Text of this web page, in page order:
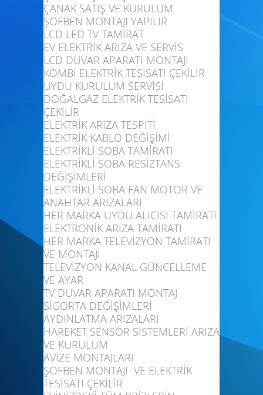
ÇANAK SATIŞ VE KURULUM
ŞOFBEN MONTAJI YAPILIR
LCD LED TV TAMİRAT
EV ELEKTRİK ARIZA VE SERVİS
LCD DUVAR APARATI MONTAJI
KOMBİ ELEKTRİK TESİSATI ÇEKİLİR
UYDU KURULUM SERVİSİ
DOĞALGAZ ELEKTRİK TESİSATI
ÇEKİLİR
ELEKTRİK ARIZA TESPİTİ
ELEKTRİK KABLO DEĞİŞİMİ
ELEKTRİKLİ SOBA TAMİRATI
ELEKTRİKLİ SOBA RESİZTANS
DEĞİŞİMLERİ
ELEKTRİKLİ SOBA FAN MOTOR VE
ANAHTAR ARIZALARI
HER MARKA UYDU ALICISI TAMİRATI
ELEKTRONİK ARIZA TAMİRATI
HER MARKA TELEVİZYON TAMİRATI
VE MONTAJI
TELEVİZYON KANAL GÜNCELLEME
VE AYAR
TV DUVAR APARATI MONTAJ
SİGORTA DEĞİŞİMLERİ
AYDINLATMA ARIZALARI
HAREKET SENSÖR SİSTEMLERİ ARIZA
VE KURULUM
AVİZE MONTAJLARI
ŞOFBEN MONTAJI VE ELEKTRİK
TESİSATI ÇEKİLİR